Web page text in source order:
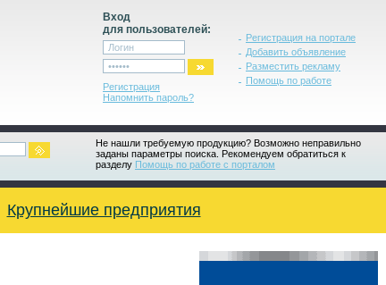
Вход
для пользователей:
Регистрация
Напомнить пароль?
Регистрация на портале
Добавить объявление
Разместить рекламу
Помощь по работе
Не нашли требуемую продукцию? Возможно неправильно
заданы параметры поиска. Рекомендуем обратиться к
разделу Помощь по работе с порталом
Крупнейшие предприятия